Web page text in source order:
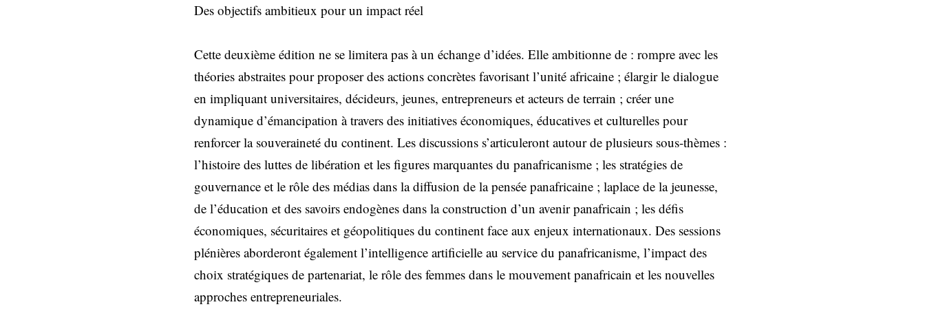
Des objectifs ambitieux pour un impact réel
Cette deuxième édition ne se limitera pas à un échange d’idées. Elle ambitionne de : rompre avec les
théories abstraites pour proposer des actions concrètes favorisant l’unité africaine ; élargir le dialogue
en impliquant universitaires, décideurs, jeunes, entrepreneurs et acteurs de terrain ; créer une
dynamique d’émancipation à travers des initiatives économiques, éducatives et culturelles pour
renforcer la souveraineté du continent. Les discussions s’articuleront autour de plusieurs sous-thèmes :
l’histoire des luttes de libération et les figures marquantes du panafricanisme ; les stratégies de
gouvernance et le rôle des médias dans la diffusion de la pensée panafricaine ; laplace de la jeunesse,
de l’éducation et des savoirs endogènes dans la construction d’un avenir panafricain ; les défis
économiques, sécuritaires et géopolitiques du continent face aux enjeux internationaux. Des sessions
plénières aborderont également l’intelligence artificielle au service du panafricanisme, l’impact des
choix stratégiques de partenariat, le rôle des femmes dans le mouvement panafricain et les nouvelles
approches entrepreneuriales.